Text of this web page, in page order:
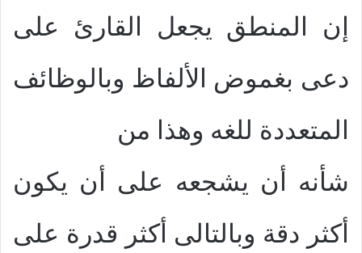
إن المنطق يجعل القارئ على
دعى بغموض الألفاظ وبالوظائف
المتعددة للغه وهذا من
شأنه أن يشجعه على أن يكون
أكثر دقة وبالتالى أكثر قدرة على